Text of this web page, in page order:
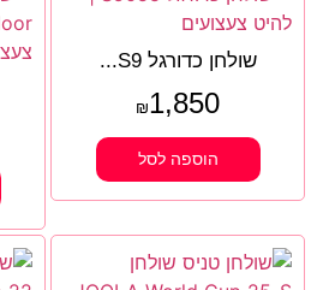
שולחן כדורגל S9...
₪1,850
הוספה לסל